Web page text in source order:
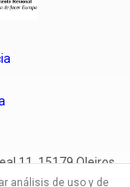
11. 15179 Oleiros
Powered by
análisis de uso y de